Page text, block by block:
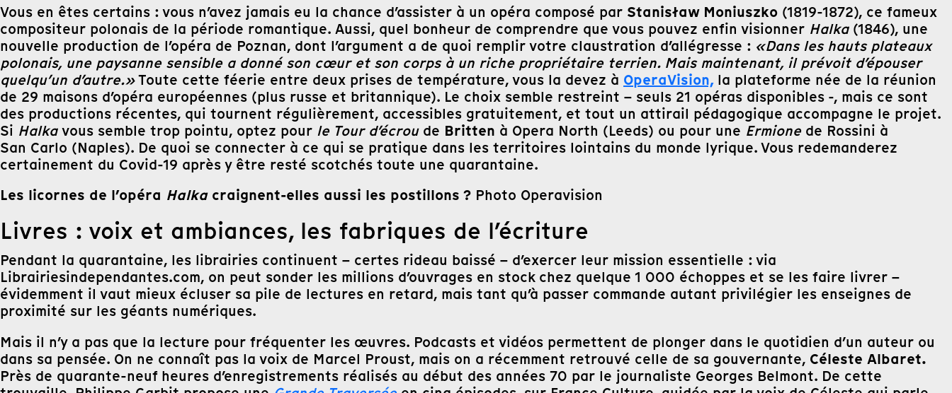
Vous en êtes certains : vous n’avez jamais eu la chance d’assister à un opéra composé par Stanisław Moniuszko (1819-1872), ce fameux
compositeur polonais de la période romantique. Aussi, quel bonheur de comprendre que vous pouvez enfin visionner Halka (1846), une
nouvelle production de l’opéra de Poznan, dont l’argument a de quoi remplir votre claustration d’allégresse : «Dans les hauts plateaux
polonais, une paysanne sensible a donné son cœur et son corps à un riche propriétaire terrien. Mais maintenant, il prévoit d’épouser
quelqu’un d’autre.»Toute cette féerie entre deux prises de température, vous la devez à OperaVision, la plateforme née de la réunion
de 29 maisons d’opéra européennes (plus russe et britannique). Le choix semble restreint – seuls 21 opéras disponibles -, mais ce sont
des productions récentes, qui tournent régulièrement, accessibles gratuitement, et tout un attirail pédagogique accompagne le projet.
Si Halkavous semble trop pointu, optez pour le Tour d’écrou de Britten à Opera North (Leeds) ou pour une Ermionede Rossini à
San Carlo (Naples). De quoi se connecter à ce qui se pratique dans les territoires lointains du monde lyrique. Vous redemanderez
certainement du Covid-19 après y être resté scotchés toute une quarantaine.
Les licornes de l’opéra Halkacraignent-elles aussi les postillons ? Photo Operavision
Livres : voix et ambiances, les fabriques de l’écriture
Pendant la quarantaine, les librairies continuent – certes rideau baissé – d’exercer leur mission essentielle : via
Librairiesindependantes.com, on peut sonder les millions d’ouvrages en stock chez quelque 1 000 échoppes et se les faire livrer –
évidemment il vaut mieux écluser sa pile de lectures en retard, mais tant qu’à passer commande autant privilégier les enseignes de
proximité sur les géants numériques.
Mais il n’y a pas que la lecture pour fréquenter les œuvres. Podcasts et vidéos permettent de plonger dans le quotidien d’un auteur ou
dans sa pensée. On ne connaît pas la voix de Marcel Proust, mais on a récemment retrouvé celle de sa gouvernante, Céleste Albaret.
Près de quarante-neuf heures d’enregistrements réalisés au début des années 70 par le journaliste Georges Belmont. De cette